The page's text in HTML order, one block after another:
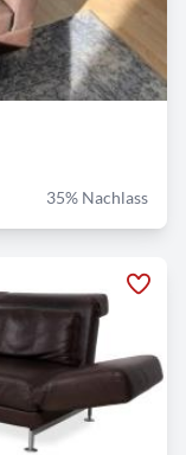
35% Nachlass